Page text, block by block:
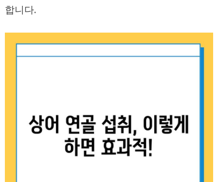
합니다.